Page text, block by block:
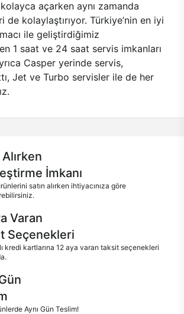
açarken aynı zamanda
kolaylaştırıyor. Türkiye’nin en iyi
ile geliştirdiğimiz
1 saat ve 24 saat servis imkanları
Casper yerinde servis,
Jet ve Turbo servisler ile de her
Alırken
İmkanı
satın alırken ihtiyacınıza göre
Varan
Seçenekleri
kredi kartlarına 12 aya varan taksit seçenekleri
Aynı Gün Teslim!